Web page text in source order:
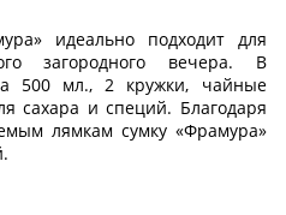
идеально подходит для
загородного вечера. В
500 мл., 2 кружки, чайные
сахара и специй. Благодаря
лямкам сумку «Фрамура»